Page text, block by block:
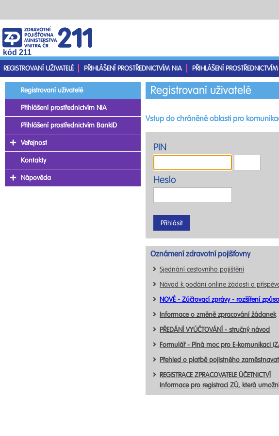
kód 211
REGISTROVANÍ UŽIVATELÉ
PŘIHLÁŠENÍ PROSTŘEDNICTVÍM NIA PŘIHLÁŠENÍ
Registrovaní uživatelé
Vstup do chráněné oblasti pro
PIN
Heslo
Oznámení zdravotní pojišťovny
Sjednání cestovního pojištění
Návod k podání online žádosti o
NOVÉ - Zúčtovací zprávy - rozšíření
Informace o změně zpracování žádanek
PŘEDÁNÍ VYÚČTOVÁNÍ - stručný návod
Formulář - Plná moc pro E-komunikaci
Přehled o platbě pojistného
REGISTRACE ZPRACOVATELE ÚČETNICTVÍ
Informace pro registraci ZÚ, která
Registrovaní uživatelé
Přihlášení prostřednictvím NIA
Přihlášení prostřednictvím BankID
Veřejnost
Kontakty
Nápověda